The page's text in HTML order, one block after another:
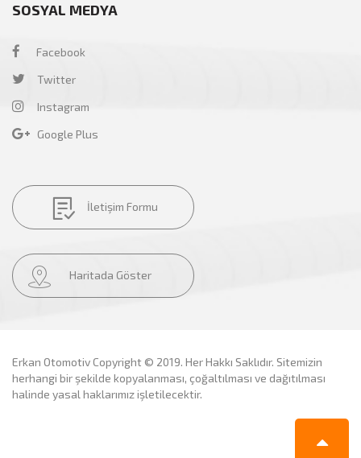
SOSYAL MEDYA
Facebook
Twitter
Instagram
Google Plus
İletişim Formu
Haritada Göster
Erkan Otomotiv Copyright © 2019. Her Hakkı Saklıdır. Sitemizin
herhangi bir şekilde kopyalanması, çoğaltılması ve dağıtılması
halinde yasal haklarımız işletilecektir.